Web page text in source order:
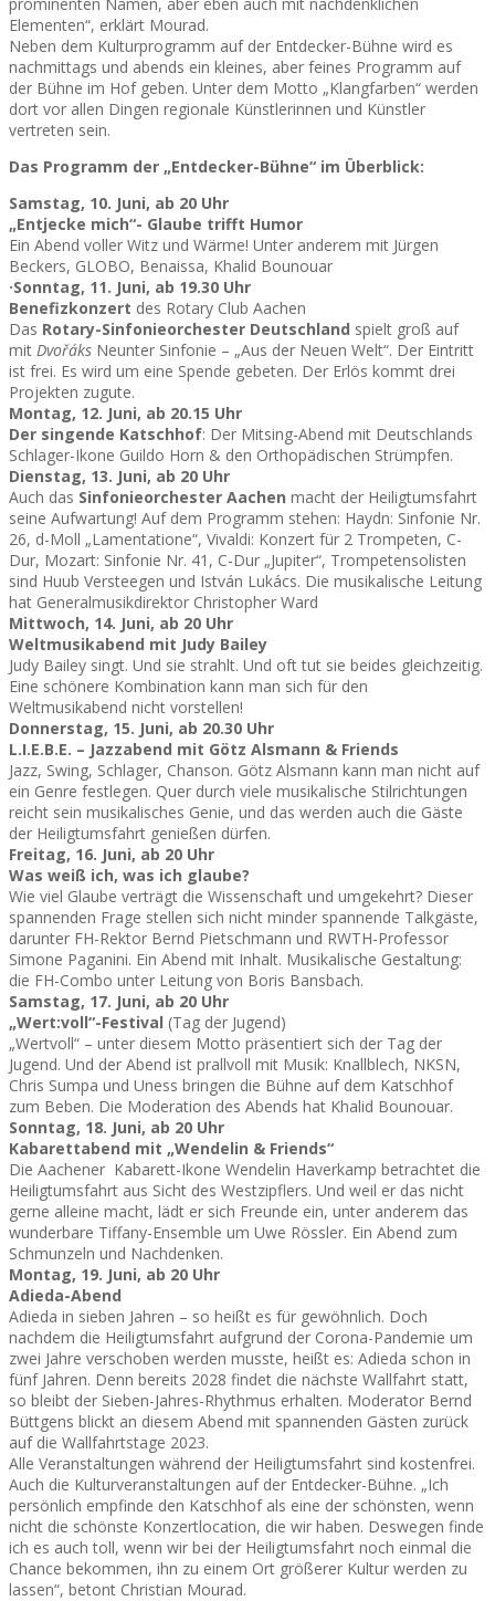
Elementen“, erklärt Mourad.
Neben dem Kulturprogramm auf der Entdecker-Bühne wird es
nachmittags und abends ein kleines, aber feines Programm auf
der Bühne im Hof geben. Unter dem Motto „Klangfarben“ werden
dort vor allen Dingen regionale Künstlerinnen und Künstler
vertreten sein.
Das Programm der „Entdecker-Bühne“ im Überblick:
Samstag, 10. Juni, ab 20 Uhr
„Entjecke mich“- Glaube trifft Humor
Ein Abend voller Witz und Wärme! Unter anderem mit Jürgen
Beckers, GLOBO, Benaissa, Khalid Bounouar
·Sonntag, 11. Juni, ab 19.30 Uhr
Benefizkonzert des Rotary Club Aachen
Das Rotary-Sinfonieorchester Deutschland spielt groß auf
mit Dvořáks Neunter Sinfonie – „Aus der Neuen Welt“. Der Eintritt
ist frei. Es wird um eine Spende gebeten. Der Erlös kommt drei
Projekten zugute.
Montag, 12. Juni, ab 20.15 Uhr
Der singende Katschhof: Der Mitsing-Abend mit Deutschlands
Schlager-Ikone Guildo Horn & den Orthopädischen Strümpfen.
Dienstag, 13. Juni, ab 20 Uhr
Auch das Sinfonieorchester Aachen macht der Heiligtumsfahrt
seine Aufwartung! Auf dem Programm stehen: Haydn: Sinfonie Nr.
26, d-Moll „Lamentatione“, Vivaldi: Konzert für 2 Trompeten, C-
Dur, Mozart: Sinfonie Nr. 41, C-Dur „Jupiter“, Trompetensolisten
sind Huub Versteegen und István Lukács. Die musikalische Leitung
hat Generalmusikdirektor Christopher Ward
Mittwoch, 14. Juni, ab 20 Uhr
Weltmusikabend mit Judy Bailey
Judy Bailey singt. Und sie strahlt. Und oft tut sie beides gleichzeitig.
Eine schönere Kombination kann man sich für den
Weltmusikabend nicht vorstellen!
Donnerstag, 15. Juni, ab 20.30 Uhr
L.I.E.B.E. – Jazzabend mit Götz Alsmann & Friends
Jazz, Swing, Schlager, Chanson. Götz Alsmann kann man nicht auf
ein Genre festlegen. Quer durch viele musikalische Stilrichtungen
reicht sein musikalisches Genie, und das werden auch die Gäste
der Heiligtumsfahrt genießen dürfen.
Freitag, 16. Juni, ab 20 Uhr
Was weiß ich, was ich glaube?
Wie viel Glaube verträgt die Wissenschaft und umgekehrt? Dieser
spannenden Frage stellen sich nicht minder spannende Talkgäste,
darunter FH-Rektor Bernd Pietschmann und RWTH-Professor
Simone Paganini. Ein Abend mit Inhalt. Musikalische Gestaltung:
die FH-Combo unter Leitung von Boris Bansbach.
Samstag, 17. Juni, ab 20 Uhr
„Wert:voll“-Festival (Tag der Jugend)
„Wertvoll“ – unter diesem Motto präsentiert sich der Tag der
Jugend. Und der Abend ist prallvoll mit Musik: Knallblech, NKSN,
Chris Sumpa und Uness bringen die Bühne auf dem Katschhof
zum Beben. Die Moderation des Abends hat Khalid Bounouar.
Sonntag, 18. Juni, ab 20 Uhr
Kabarettabend mit „Wendelin & Friends“
Die Aachener Kabarett-Ikone Wendelin Haverkamp betrachtet die
Heiligtumsfahrt aus Sicht des Westzipflers. Und weil er das nicht
gerne alleine macht, lädt er sich Freunde ein, unter anderem das
wunderbare Tiffany-Ensemble um Uwe Rössler. Ein Abend zum
Schmunzeln und Nachdenken.
Montag, 19. Juni, ab 20 Uhr
Adieda-Abend
Adieda in sieben Jahren – so heißt es für gewöhnlich. Doch
nachdem die Heiligtumsfahrt aufgrund der Corona-Pandemie um
zwei Jahre verschoben werden musste, heißt es: Adieda schon in
fünf Jahren. Denn bereits 2028 findet die nächste Wallfahrt statt,
so bleibt der Sieben-Jahres-Rhythmus erhalten. Moderator Bernd
Büttgens blickt an diesem Abend mit spannenden Gästen zurück
auf die Wallfahrtstage 2023.
Alle Veranstaltungen während der Heiligtumsfahrt sind kostenfrei.
Auch die Kulturveranstaltungen auf der Entdecker-Bühne. „Ich
persönlich empfinde den Katschhof als eine der schönsten, wenn
nicht die schönste Konzertlocation, die wir haben. Deswegen finde
ich es auch toll, wenn wir bei der Heiligtumsfahrt noch einmal die
Chance bekommen, ihn zu einem Ort größerer Kultur werden zu
lassen“, betont Christian Mourad.